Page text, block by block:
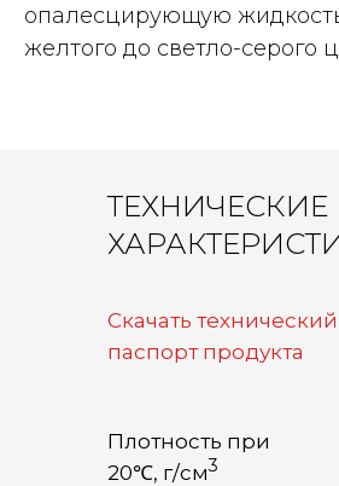
опалесцирующую
желтого до светло-серого
Плотность при
20℃, г/см3
ТЕХНИЧЕСКИЕ
Скачать технический
паспорт продукта